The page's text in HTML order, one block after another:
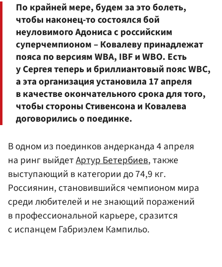
По крайней мере, будем за это болеть,
чтобы наконец-то состоялся бой
неуловимого Адониса с российским
суперчемпионом –Ковалевупринадлежат
пояса по версиям WBA, IBF и WBO. Есть
у Сергея теперь и бриллиантовый пояс WBC,
а эта организация установила 17 апреля
в качестве окончательного срока для того,
чтобы стороны Стивенсона и Ковалева
договорились о поединке.
В одном из поединков андерканда 4 апреля
на ринг выйдетАртур Бетербиев, также
выступающий в категории до 74,9 кг.
Россиянин, становившийся чемпионом мира
среди любителей и не знающий поражений
в профессиональной карьере, сразится
с испанцем Габриэлем Кампильо.